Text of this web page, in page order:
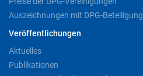
Auszeichnungen mit DPG-Beteiligung
Veröffentlichungen
Aktuelles
Publikationen